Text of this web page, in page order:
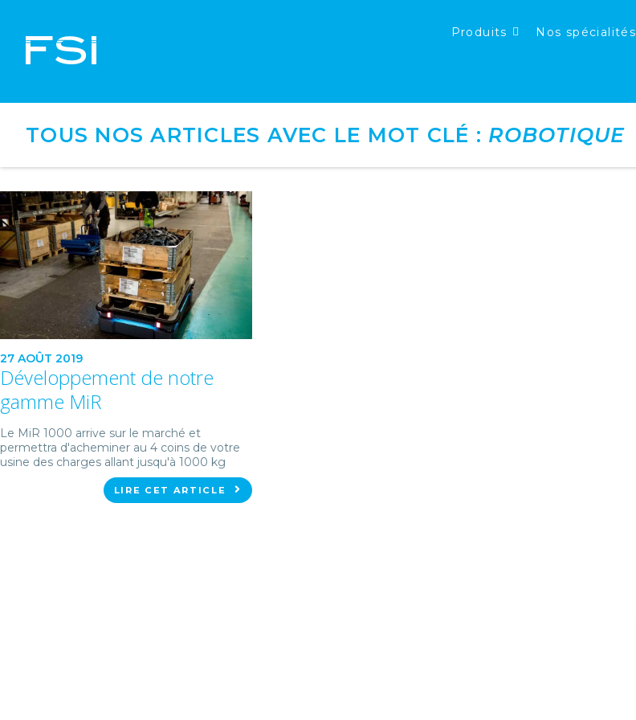
Produits Nos spécialités
TOUS NOS ARTICLES AVEC LE MOT CLÉ : ROBOTIQUE
27 AOÛT 2019
Développement de notre
gamme MiR
Le MiR 1000 arrive sur le marché et
permettra d'acheminer au 4 coins de votre
usine des charges allant jusqu'à 1000 kg
LIRE CET ARTICLE